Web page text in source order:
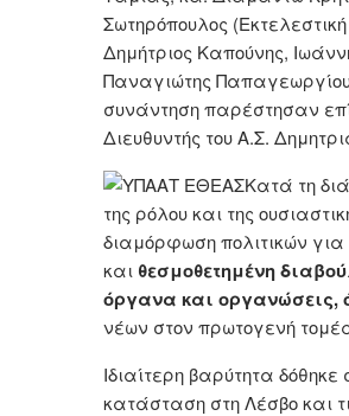
Σωτηρόπουλος
Δημήτριος Καπούνης,
Παναγιώτης
συνάντηση παρέστησαν
Διευθυντής του Α.Σ.
Κατά τη
της ρόλου και της
διαμόρφωση πολιτικών
και θεσμοθετημένη
όργανα και οργανώσεις,
νέων στον πρωτογενή
Ιδιαίτερη βαρύτητα
κατάσταση στη Λέσβο και